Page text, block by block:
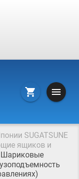
shopping_cart menu
SUGATSUNE
ящиков и
Шариковые